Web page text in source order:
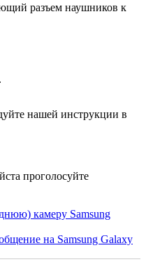
разъем наушников к
нашей инструкции в
проголосуйте
камеру Samsung
на Samsung Galaxy